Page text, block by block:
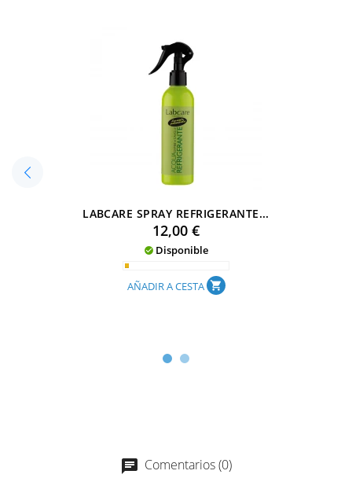
LABCARE SPRAY REFRIGERANTE...
Precio
12,00 €
 Disponible
AÑADIR A CESTA shopping_cart
chat Comentarios (0)